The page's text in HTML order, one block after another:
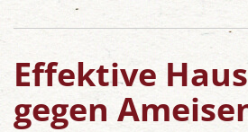
Effektive
gegen